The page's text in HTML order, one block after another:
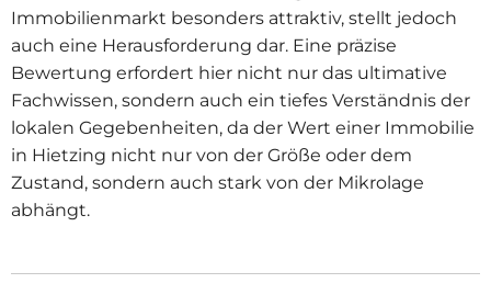
Immobilienmarkt besonders attraktiv, stellt jedoch
auch eine Herausforderung dar. Eine präzise
Bewertung erfordert hier nicht nur das ultimative
Fachwissen, sondern auch ein tiefes Verständnis der
lokalen Gegebenheiten, da der Wert einer Immobilie
in Hietzing nicht nur von der Größe oder dem
Zustand, sondern auch stark von der Mikrolage
abhängt.